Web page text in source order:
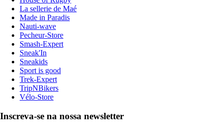
La sellerie de Maé
Made in Paradis
Nauti-wave
Pecheur-Store
Smash-Expert
Sneak'In
Sneakids
Sport is good
Trek-Expert
TripNBikers
Vélo-Store
Inscreva-se na nossa newsletter